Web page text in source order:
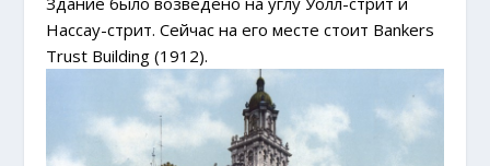
Нассау-стрит. Сейчас на его месте стоит Bankers
Trust Building (1912).